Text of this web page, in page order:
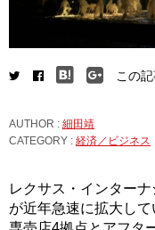
この
AUTHOR : 細田靖
CATEGORY : 経済／ビジネス
レクサス・インター
が近年急速に拡大し